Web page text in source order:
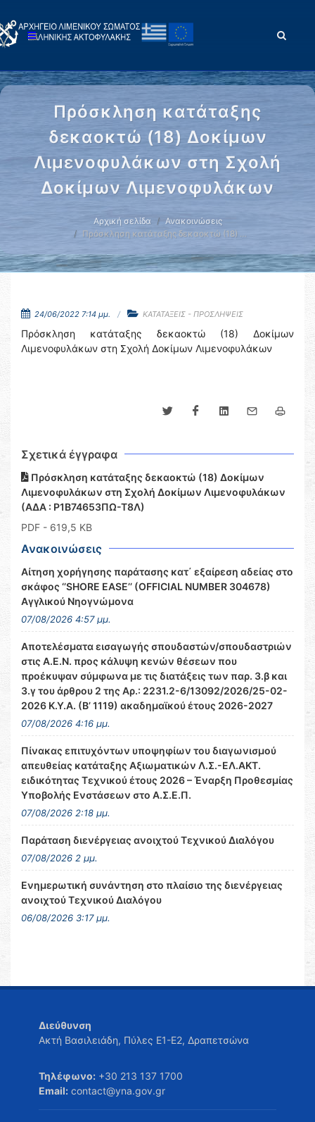
Πρόσκληση κατάταξης
δεκαοκτώ (18) Δοκίμων
Λιμενοφυλάκων στη Σχολή
Δοκίμων Λιμενοφυλάκων
Αρχική σελίδα
Ανακοινώσεις
Πρόσκληση κατάταξης δεκαοκτώ (18) …
24/06/2022 7:14 μμ. ΚΑΤΑΤΑΞΕΙΣ - ΠΡΟΣΛΗΨΕΙΣ
Πρόσκληση κατάταξης δεκαοκτώ (18) Δοκίμων
Λιμενοφυλάκων στη Σχολή Δοκίμων Λιμενοφυλάκων
Σχετικά έγγραφα
Πρόσκληση κατάταξης δεκαοκτώ (18) Δοκίμων
Λιμενοφυλάκων στη Σχολή Δοκίμων Λιμενοφυλάκων
(ΑΔΑ : Ρ1Β74653ΠΩ-Τ8Λ)
PDF - 619,5 KB
Ανακοινώσεις
Αίτηση χορήγησης παράτασης κατ΄ εξαίρεση αδείας στο
σκάφος ‘’SHORE EASE’’ (OFFICIAL NUMBER 304678)
Αγγλικού Νηογνώμονα
07/08/2026 4:57 μμ.
Αποτελέσματα εισαγωγής σπουδαστών/σπουδαστριών
στις Α.Ε.Ν. προς κάλυψη κενών θέσεων που
προέκυψαν σύμφωνα με τις διατάξεις των παρ. 3.β και
3.γ του άρθρου 2 της Αρ.: 2231.2-6/13092/2026/25-02-
2026 Κ.Υ.Α. (Β’ 1119) ακαδημαϊκού έτους 2026-2027
07/08/2026 4:16 μμ.
Πίνακας επιτυχόντων υποψηφίων του διαγωνισμού
απευθείας κατάταξης Αξιωματικών Λ.Σ.-ΕΛ.ΑΚΤ.
ειδικότητας Τεχνικού έτους 2026 – Έναρξη Προθεσμίας
Υποβολής Ενστάσεων στο Α.Σ.Ε.Π.
07/08/2026 2:18 μμ.
Παράταση διενέργειας ανοιχτού Τεχνικού Διαλόγου
07/08/2026 2 μμ.
Ενημερωτική συνάντηση στο πλαίσιο της διενέργειας
ανοιχτού Τεχνικού Διαλόγου
06/08/2026 3:17 μμ.
Διεύθυνση
Ακτή Βασιλειάδη, Πύλες Ε1-Ε2, Δραπετσώνα
Τηλέφωνο: +30 213 137 1700
Email: contact@yna.gov.gr